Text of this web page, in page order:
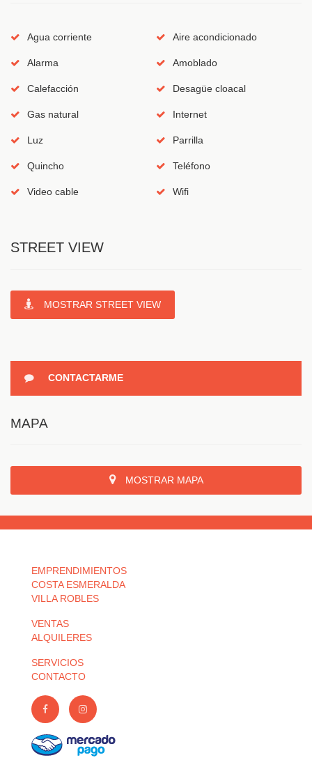
Agua corriente Aire acondicionado
Alarma Amoblado
Calefacción Desagüe cloacal
Gas natural Internet
Luz Parrilla
Quincho Teléfono
Video cable Wifi
STREET VIEW
MOSTRAR STREET VIEW
CONTACTARME
MAPA
MOSTRAR MAPA
EMPRENDIMIENTOS
COSTA ESMERALDA
VILLA ROBLES
VENTAS
ALQUILERES
SERVICIOS
CONTACTO